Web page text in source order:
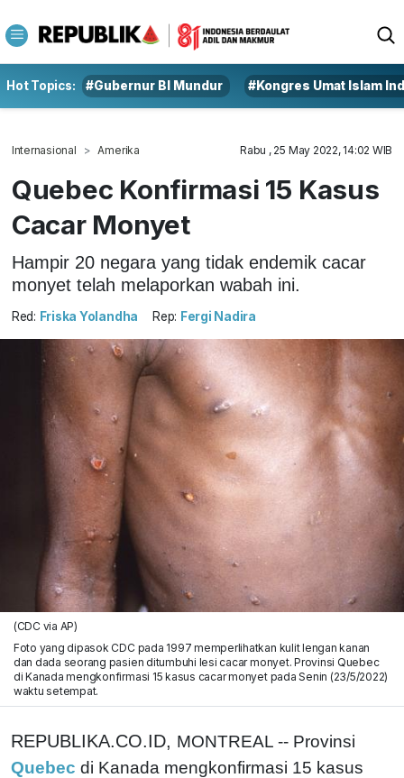
Hot Topics: #Gubernur BI Mundur #Kongres Umat Islam
Internasional Amerika Rabu , 25 May 2022, 14:02 WIB
Quebec Konfirmasi 15 Kasus
Cacar Monyet
Hampir 20 negara yang tidak endemik cacar
monyet telah melaporkan wabah ini.
Red: Friska Yolandha Rep: Fergi Nadira
(CDC via AP)
Foto yang dipasok CDC pada 1997 memperlihatkan kulit lengan kanan
dan dada seorang pasien ditumbuhi lesi cacar monyet. Provinsi Quebec
di Kanada mengkonfirmasi 15 kasus cacar monyet pada Senin (23/5/2022)
waktu setempat.
REPUBLIKA.CO.ID, MONTREAL -- Provinsi
Quebec di Kanada mengkonfirmasi 15 kasus